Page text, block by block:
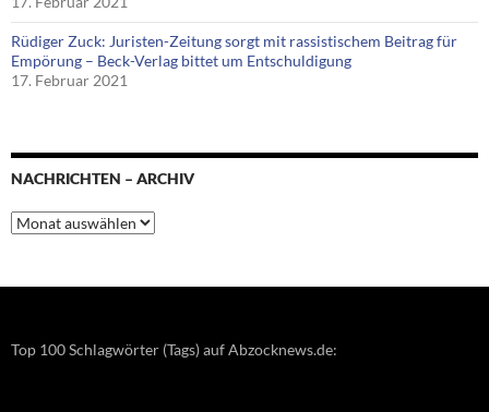
Rüdiger Zuck: Juristen-Zeitung sorgt mit rassistischem Beitrag für
Empörung – Beck-Verlag bittet um Entschuldigung
17. Februar 2021
NACHRICHTEN – ARCHIV
Nachrichten
–
Top 100 Schlagwörter (Tags) auf Abzocknews.de: